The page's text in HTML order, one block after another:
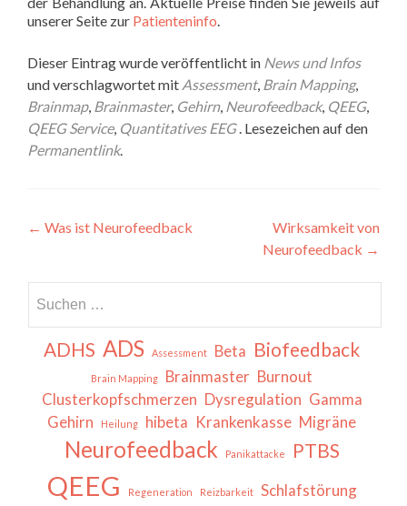
unserer Seite zur Patienteninfo.
Dieser Eintrag wurde veröffentlicht in News und Infos
und verschlagwortet mit Assessment, Brain Mapping,
Brainmap, Brainmaster, Gehirn, Neurofeedback, QEEG,
QEEG Service, Quantitatives EEG. Lesezeichen auf den
Permanentlink.
Beitragsnavigation
← Was ist Neurofeedback
Wirksamkeit von
Neurofeedback →
nach:
ADHS ADS Assessment Beta Biofeedback
Brain Mapping Brainmaster Burnout
Clusterkopfschmerzen Dysregulation Gamma
Gehirn
Heilung hibeta Krankenkasse Migräne
Neurofeedback Panikattacke PTBS
QEEG Regeneration Reizbarkeit
Schlafstörung